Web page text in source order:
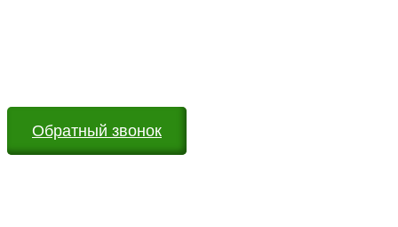
Обратный звонок